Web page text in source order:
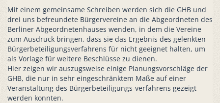
Mit einem gemeinsame Schreiben werden sich die GHB und
drei uns befreundete Bürgervereine an die Abgeordneten des
Berliner Abgeordnetenhauses wenden, in dem die Vereine
zum Ausdruck bringen, dass sie das Ergebnis des gelenkten
Bürgerbeteiligungsverfahrens für nicht geeignet halten, um
als Vorlage für weitere Beschlüsse zu dienen.
Hier zeigen wir auszugsweise einige Planungsvorschläge der
GHB, die nur in sehr eingeschränktem Maße auf einer
Veranstaltung des Bürgerbeteiligungs-verfahrens gezeigt
werden konnten.